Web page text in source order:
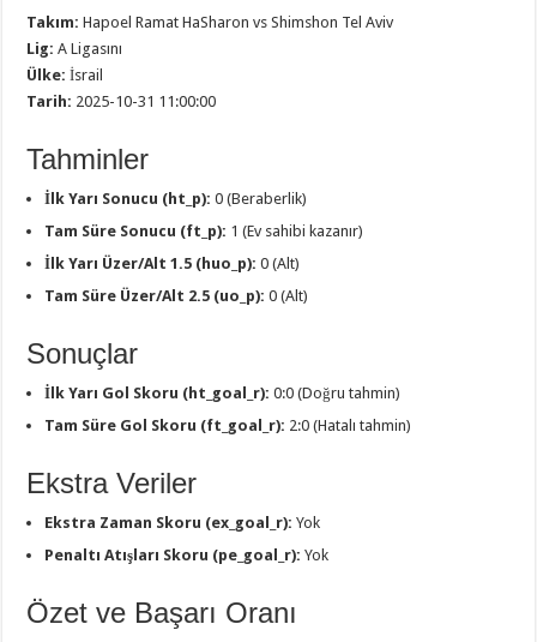
Takım: Hapoel Ramat HaSharon vs Shimshon Tel Aviv
Lig: A Ligasını
Ülke: İsrail
Tarih: 2025-10-31 11:00:00
Tahminler
İlk Yarı Sonucu (ht_p): 0 (Beraberlik)
Tam Süre Sonucu (ft_p): 1 (Ev sahibi kazanır)
İlk Yarı Üzer/Alt 1.5 (huo_p): 0 (Alt)
Tam Süre Üzer/Alt 2.5 (uo_p): 0 (Alt)
Sonuçlar
İlk Yarı Gol Skoru (ht_goal_r): 0:0 (Doğru tahmin)
Tam Süre Gol Skoru (ft_goal_r): 2:0 (Hatalı tahmin)
Ekstra Veriler
Ekstra Zaman Skoru (ex_goal_r): Yok
Penaltı Atışları Skoru (pe_goal_r): Yok
Özet ve Başarı Oranı